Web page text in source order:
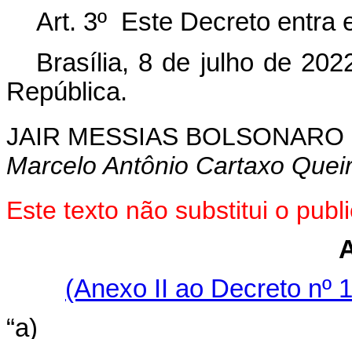
Art. 3º Este Decreto entra
Brasília, 8 de julho de
República.
JAIR MESSIAS BOLSONARO
Marcelo Antônio Cartaxo
Este texto não substitui o
(Anexo II ao Decreto nº
“a)